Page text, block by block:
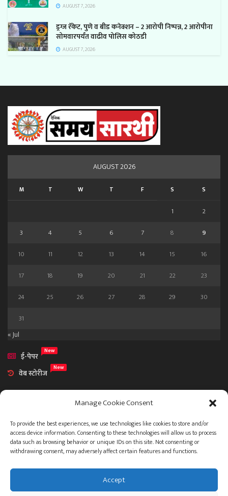
Manage Cookie Consent
To provide the best experiences, we use technologies like cookies to store and/or
access device information. Consenting to these technologies will allow us to process
data such as browsing behavior or unique IDs on this site. Not consenting or
withdrawing consent, may adversely affect certain features and functions.
Accept
AUGUST 7, 2026
ड्रग्ज रॅकेट, पुणे व बीड कनेक्शन – 2 आरोपी निष्पन्न, 2 आरोपीना
सोमवारपर्यंत वाढीव पोलिस कोठडी
AUGUST 7, 2026
AUGUST 2026
M T W T F S S
1
2
3
4 5 6 7 8
9
10
11 12 13 14 15
16
17
18 19 20 21 22
23
24
25 26 27 28 29
30
31
« Jul
ई-पेपर
New
वेब स्टोरीज New
आमच्या विषयी
संपर्क